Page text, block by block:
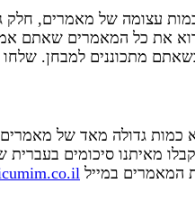
עצומה של מאמרים,
את כל המאמרים שאתם
מתכוננים למבחן.
כמות גדולה מאד של
מאיתנו סיכומים
המאמרים במייל